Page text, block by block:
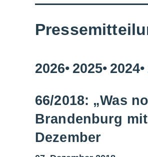
2026 2025 2024
66/2018: „Was
Brandenburg
Dezember